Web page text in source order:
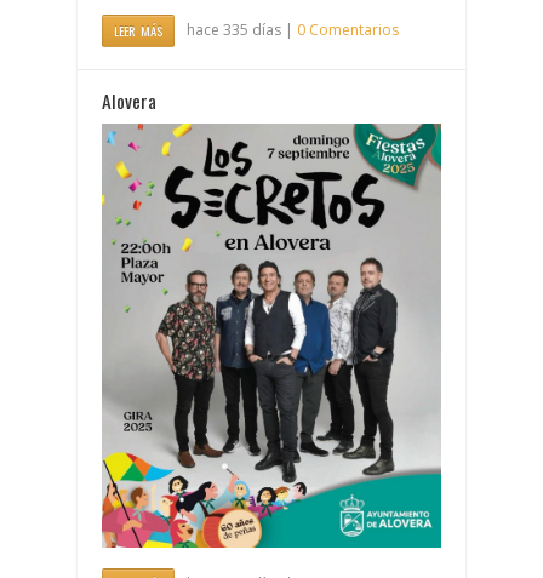
LEER MÁS hace 335 días | 0 Comentarios
Alovera